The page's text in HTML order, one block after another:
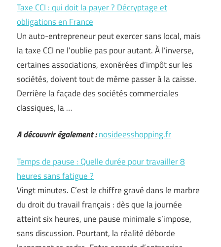
Taxe CCI : qui doit la payer ? Décryptage et
obligations en France
Un auto-entrepreneur peut exercer sans local, mais
la taxe CCI ne l’oublie pas pour autant. À l’inverse,
certaines associations, exonérées d’impôt sur les
sociétés, doivent tout de même passer à la caisse.
Derrière la façade des sociétés commerciales
classiques, la …
A découvrir également :nosideesshopping.fr
Temps de pause : Quelle durée pour travailler 8
heures sans fatigue ?
Vingt minutes. C’est le chiffre gravé dans le marbre
du droit du travail français : dès que la journée
atteint six heures, une pause minimale s’impose,
sans discussion. Pourtant, la réalité déborde